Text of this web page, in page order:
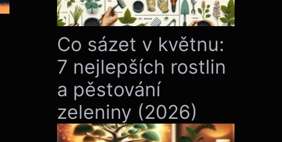
Co sázet v květnu:
7 nejlepších rostlin
a pěstování
zeleniny (2026)